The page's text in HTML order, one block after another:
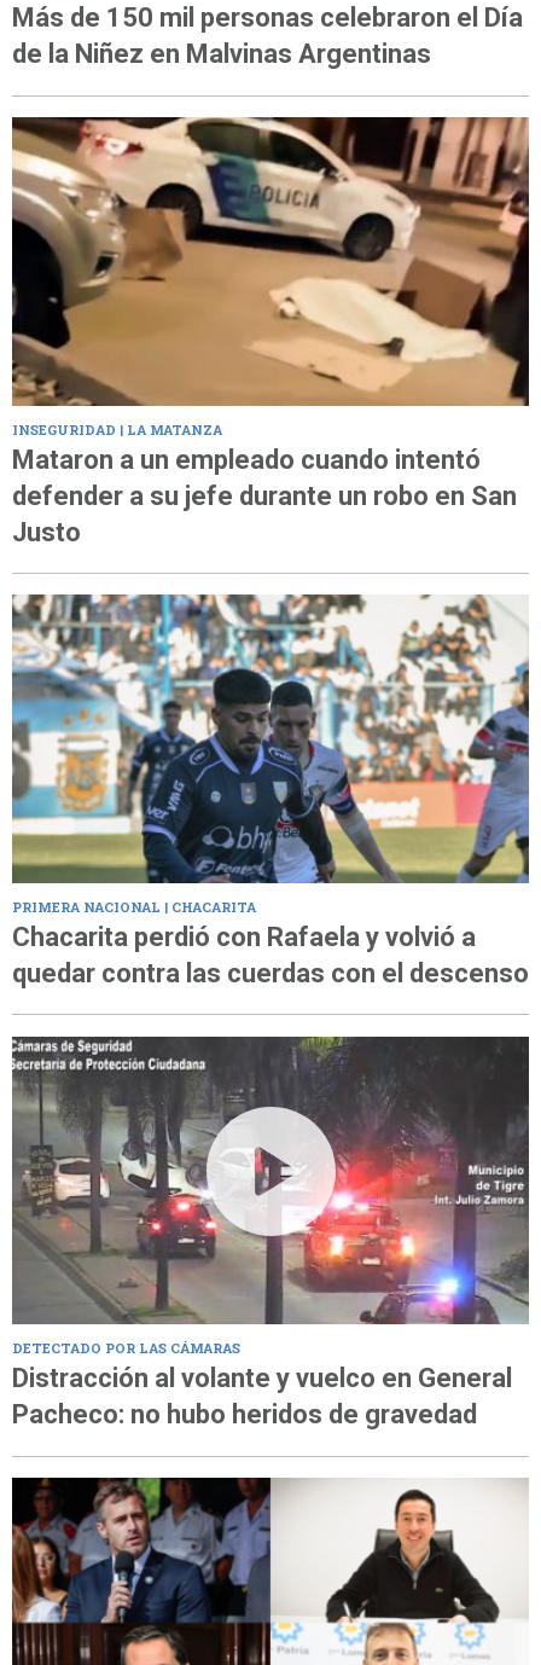
Más de 150 mil personas celebraron el Día
de la Niñez en Malvinas Argentinas
INSEGURIDAD | LA MATANZA
Mataron a un empleado cuando intentó
defender a su jefe durante un robo en San
Justo
PRIMERA NACIONAL | CHACARITA
Chacarita perdió con Rafaela y volvió a
quedar contra las cuerdas con el descenso
DETECTADO POR LAS CÁMARAS
Distracción al volante y vuelco en General
Pacheco: no hubo heridos de gravedad